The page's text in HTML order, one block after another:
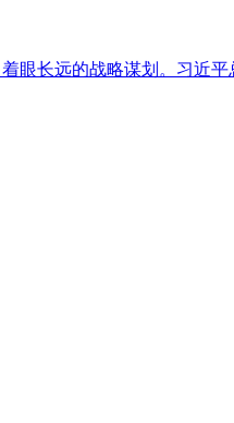
眼长远的战略谋划。习近